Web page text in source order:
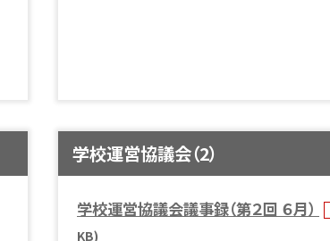
学校運営協議会（2）
学校運営協議会議事録（第２回 ６月）
KB)